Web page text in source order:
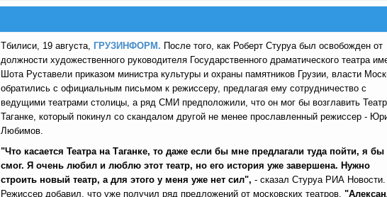
Тбилиси, 19 августа, ГРУЗИНФОРМ. После того, как Роберт Стуруа был освобожден от
должности художественного руководителя Государственного драматического театра
Шота Руставели приказом министра культуры и охраны памятников Грузии, власти
обратились с официальным письмом к режиссеру, предлагая ему сотрудничество с
ведущими театрами столицы, а ряд СМИ предположили, что он мог бы возглавить
Таганке, который покинул со скандалом другой не менее прославленный режиссер -
Любимов.
"Что касается Театра на Таганке, то даже если бы мне предлагали туда пойти, я бы
смог. Я очень любил и люблю этот театр, но его история уже завершена. Нужно
строить новый театр, а для этого у меня уже нет сил", - сказал Стуруа РИА Новости.
Режиссер добавил, что уже получил ряд предложений от московских театров.